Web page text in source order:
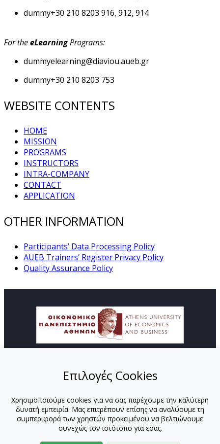
dummy+30 210 8203 916, 912, 914
For theeLearningPrograms:
dummyelearning@diaviou.aueb.gr
dummy+30 210 8203 753
WEBSITE CONTENTS
HOME
MISSION
PROGRAMS
INSTRUCTORS
INTRA-COMPANY
CONTACT
APPLICATION
OTHER INFORMATION
Participants’ Data Processing Policy
AUEB Trainers’ Register Privacy Policy
Quality Assurance Policy
HOME
MISSION
PROGRAMS
INSTRUCTORS
TUTORS-ΟΠΑ
Επιλογές Cookies
Χρησιμοποιούμε cookies για να σας παρέχουμε την καλύτερη
δυνατή εμπειρία. Μας επιτρέπουν επίσης να αναλύουμε τη
συμπεριφορά των χρηστών προκειμένου να βελτιώνουμε
συνεχώς τον ιστότοπο για εσάς.